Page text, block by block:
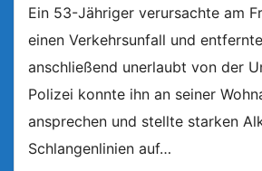
Ein 53-Jähriger verursachte am
einen Verkehrsunfall und
anschließend unerlaubt von der
Polizei konnte ihn an seiner
ansprechen und stellte starken
Schlangenlinien auf…